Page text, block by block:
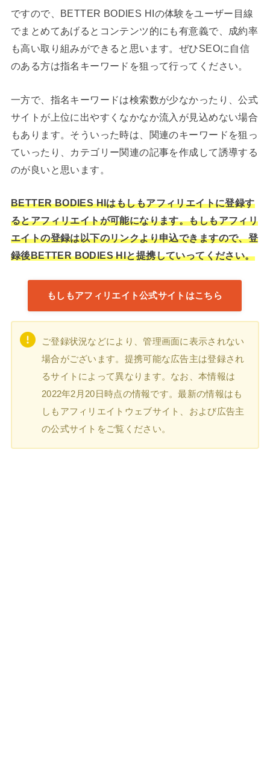
ですので、BETTER BODIES HIの体験をユーザー目線
でまとめてあげるとコンテンツ的にも有意義で、成約率
も高い取り組みができると思います。ぜひSEOに自信
のある方は指名キーワードを狙って行ってください。
一方で、指名キーワードは検索数が少なかったり、公式
サイトが上位に出やすくなかなか流入が見込めない場合
もあります。そういった時は、関連のキーワードを狙っ
ていったり、カテゴリー関連の記事を作成して誘導する
のが良いと思います。
BETTER BODIES HIはもしもアフィリエイトに登録す
るとアフィリエイトが可能になります。もしもアフィリ
エイトの登録は以下のリンクより申込できますので、登
録後BETTER BODIES HIと提携していってください。
もしもアフィリエイト公式サイトはこちら
ご登録状況などにより、管理画面に表示されない
場合がございます。提携可能な広告主は登録され
るサイトによって異なります。なお、本情報は
2022年2月20日時点の情報です。最新の情報はも
しもアフィリエイトウェブサイト、および広告主
の公式サイトをご覧ください。